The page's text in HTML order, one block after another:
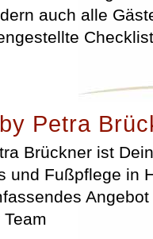
auch alle
Petra
Brückner ist
und Fußpflege in